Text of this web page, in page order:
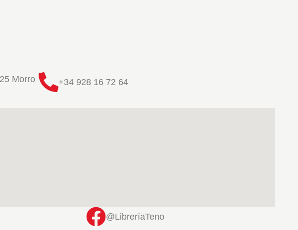
Morro
+34 928 16 72 64
@LibreríaTeno